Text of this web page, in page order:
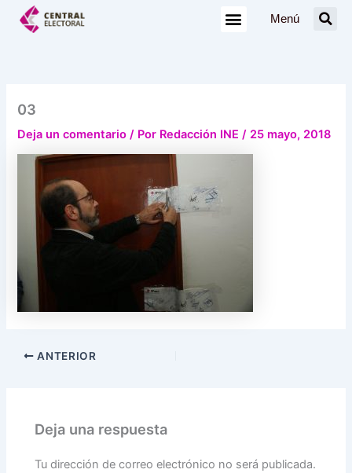
Menú
03
Deja un comentario / Por Redacción INE/ 25 mayo, 2018
ANTERIOR
Deja una respuesta
Tu dirección de correo electrónico no será publicada.